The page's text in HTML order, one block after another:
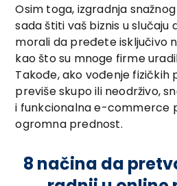
Osim toga, izgradnja
sada štiti vaš biznis u slučaju
morali da pređete isključivo
kao što su mnoge firme
Takođe, ako vođenje
previše skupo ili neodrživo,
i funkcionalna e-commerce
ogromna prednost.
8 načina da